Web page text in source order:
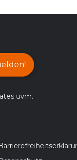
uvm.